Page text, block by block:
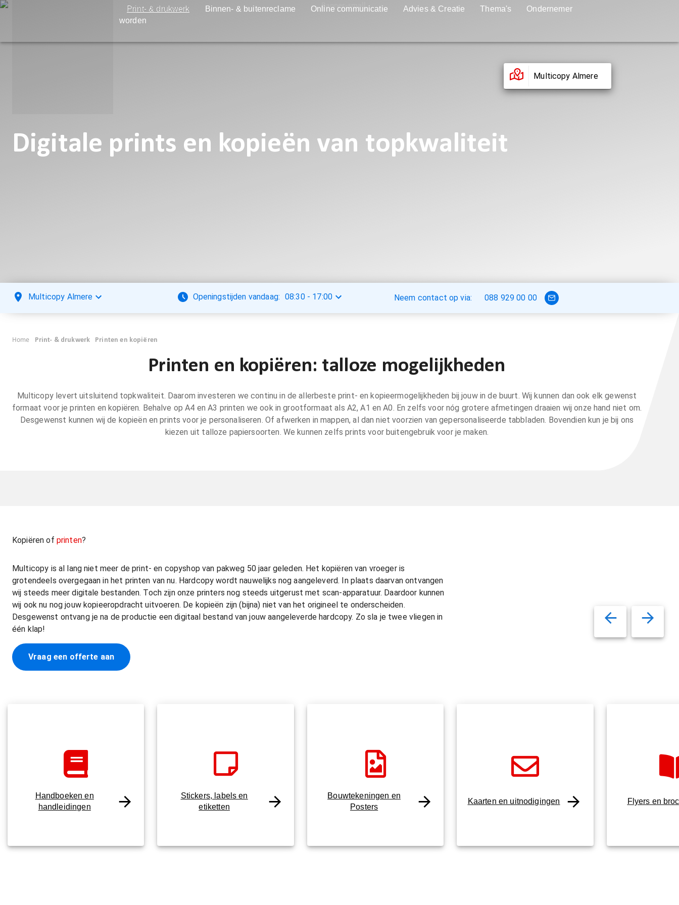
Print- & drukwerk Binnen- & buitenreclame Online communicatie Advies & Creatie Thema's
Ondernemer
worden
Multicopy Almere
Digitale prints en kopieën van topkwaliteit
Multicopy Almere Openingstijden vandaag: 08:30- 17:00 Neem contact op via: 088 929 00 00
Home Print- & drukwerk Printen en kopiëren
Printen en kopiëren: talloze mogelijkheden
Multicopy levert uitsluitend topkwaliteit. Daarom investeren we continu in de allerbeste print- en kopieermogelijkheden bij jouw in de buurt. Wij kunnen dan ook elk gewenst
formaat voor je printen en kopiëren. Behalve op A4 en A3 printen we ook in grootformaat als A2, A1 en A0. En zelfs voor nóg grotere afmetingen draaien wij onze hand niet om.
Desgewenst kunnen wij de kopieën en prints voor je personaliseren. Of afwerken in mappen, al dan niet voorzien van gepersonaliseerde tabbladen. Bovendien kun je bij ons
kiezen uit talloze papiersoorten. We kunnen zelfs prints voor buitengebruik voor je maken.
Kopiëren of printen?
Multicopy is al lang niet meer de print- en copyshop van pakweg 50 jaar geleden. Het kopiëren van vroeger is
grotendeels overgegaan in het printen van nu. Hardcopy wordt nauwelijks nog aangeleverd. In plaats daarvan ontvangen
wij steeds meer digitale bestanden. Toch zijn onze printers nog steeds uitgerust met scan-apparatuur. Daardoor kunnen
wij ook nu nog jouw kopieeropdracht uitvoeren. De kopieën zijn (bijna) niet van het origineel te onderscheiden.
Desgewenst ontvang je na de productie een digitaal bestand van jouw aangeleverde hardcopy. Zo sla je twee vliegen in
één klap!
Vraag een offerte aan
Handboeken en
handleidingen
Stickers, labels en
etiketten
Bouwtekeningen en
Posters
Kaarten en uitnodigingen Flyers en